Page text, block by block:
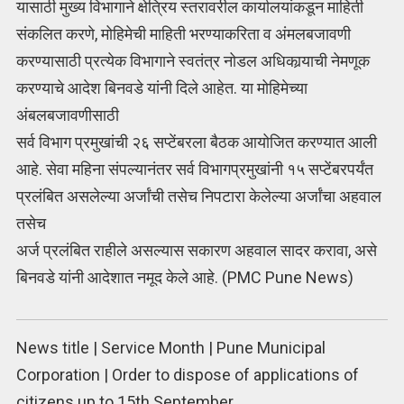
यासाठी मुख्य विभागाने क्षेत्रिय स्तरावरील कार्यालयांकडून माहिती
संकलित करणे, मोहिमेची माहिती भरण्याकरिता व अंमलबजावणी
करण्यासाठी प्रत्येक विभागाने स्वतंत्र नोडल अधिकार्‍याची नेमणूक
करण्याचे आदेश बिनवडे यांनी दिले आहेत. या मोहिमेच्या
अंबलबजावणीसाठी
सर्व विभाग प्रमुखांची २६ सप्टेंबरला बैठक आयोजित करण्यात आली
आहे. सेवा महिना संपल्यानंतर सर्व विभागप्रमुखांनी १५ सप्टेंबरपर्यंत
प्रलंबित असलेल्या अर्जांची तसेच निपटारा केलेल्या अर्जांचा अहवाल
तसेच
अर्ज प्रलंबित राहीले असल्यास सकारण अहवाल सादर करावा, असे
बिनवडे यांनी आदेशात नमूद केले आहे. (PMC Pune News)
News title | Service Month | Pune Municipal
Corporation | Order to dispose of applications of